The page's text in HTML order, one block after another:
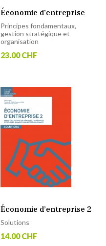
Économie d’entreprise
Principes fondamentaux,
gestion stratégique et
organisation
23.00 CHF
Économie d’entreprise 2
Solutions
14.00 CHF